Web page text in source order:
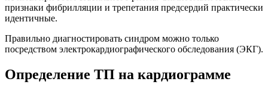
признаки фибрилляции и трепетания предсердий практически
идентичные.
Правильно диагностировать синдром можно только
посредством электрокардиографического обследования (ЭКГ).
Определение ТП на кардиограмме